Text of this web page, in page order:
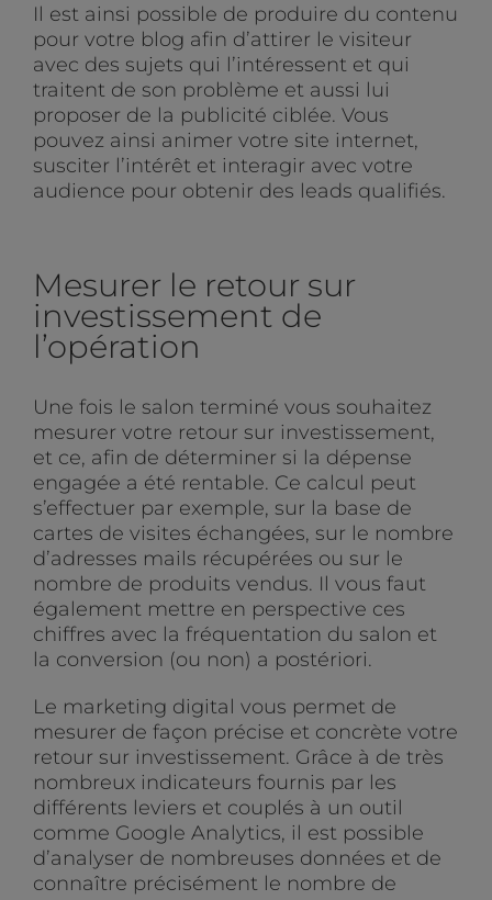
Il est ainsi possible de produire du contenu
pour votre blog afin d’attirer le visiteur
avec des sujets qui l’intéressent et qui
traitent de son problème et aussi lui
proposer de la publicité ciblée. Vous
pouvez ainsi animer votre site internet,
susciter l’intérêt et interagir avec votre
audience pour obtenir des leads qualifiés.
Mesurer le retour sur
investissement de
l’opération
Une fois le salon terminé vous souhaitez
mesurer votre retour sur investissement,
et ce, afin de déterminer si la dépense
engagée a été rentable. Ce calcul peut
s’effectuer par exemple, sur la base de
cartes de visites échangées, sur le nombre
d’adresses mails récupérées ou sur le
nombre de produits vendus. Il vous faut
également mettre en perspective ces
chiffres avec la fréquentation du salon et
la conversion (ou non) a postériori.
Le marketing digital vous permet de
mesurer de façon précise et concrète votre
retour sur investissement. Grâce à de très
nombreux indicateurs fournis par les
différents leviers et couplés à un outil
comme Google Analytics, il est possible
d’analyser de nombreuses données et de
connaître précisément le nombre de